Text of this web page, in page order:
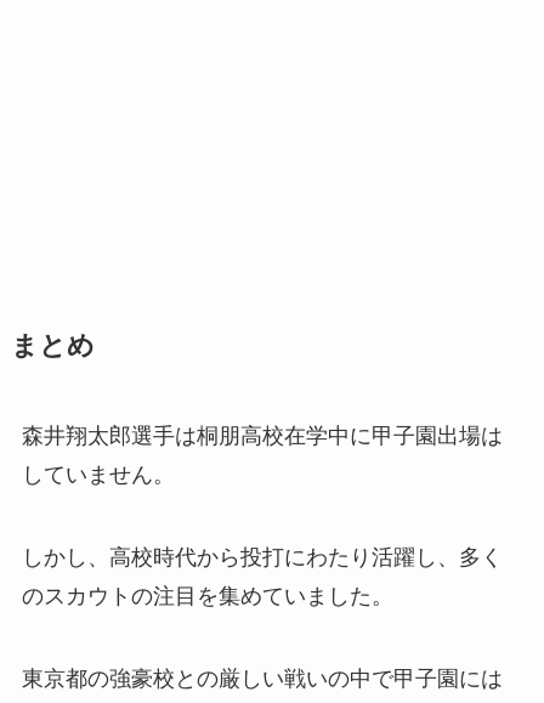
まとめ
森井翔太郎選手は桐朋高校在学中に甲子園出場は
していません。
しかし、高校時代から投打にわたり活躍し、多く
のスカウトの注目を集めていました。
東京都の強豪校との厳しい戦いの中で甲子園には